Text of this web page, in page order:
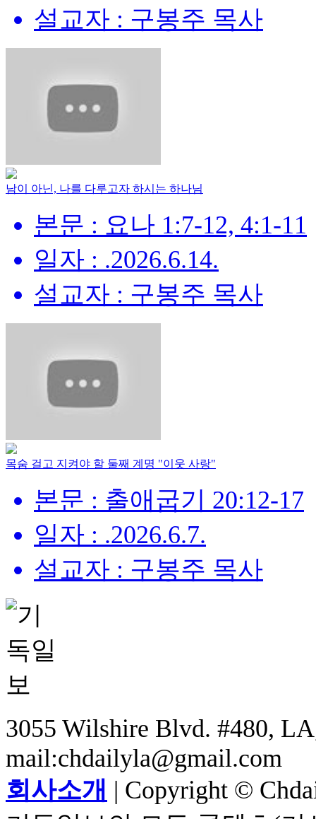
설교자 : 구봉주 목사
남이 아닌, 나를 다루고자 하시는 하나님
본문 : 요나 1:7-12, 4:1-11
일자 : .2026.6.14.
설교자 : 구봉주 목사
목숨 걸고 지켜야 할 둘째 계명 "이웃 사랑"
본문 : 출애굽기 20:12-17
일자 : .2026.6.7.
설교자 : 구봉주 목사
3055 Wilshire Blvd. #480,
mail:chdailyla@gmail.com
회사소개 | Copyright ©